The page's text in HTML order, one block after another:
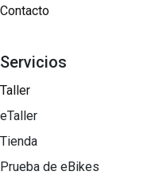
Contacto
Servicios
Taller
eTaller
Tienda
Prueba de eBikes